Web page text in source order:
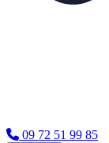
09 72 51 99 85